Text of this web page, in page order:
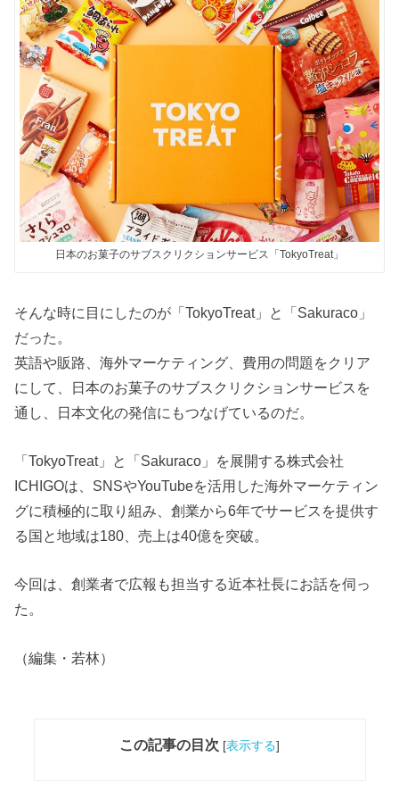
日本のお菓子のサブスクリクションサービス「TokyoTreat」
そんな時に目にしたのが「TokyoTreat」と「Sakuraco」
だった。
英語や販路、海外マーケティング、費用の問題をクリア
にして、日本のお菓子のサブスクリクションサービスを
通し、日本文化の発信にもつなげているのだ。
「TokyoTreat」と「Sakuraco」を展開する株式会社
ICHIGOは、SNSやYouTubeを活用した海外マーケティン
グに積極的に取り組み、創業から6年でサービスを提供す
る国と地域は180、売上は40億を突破。
今回は、創業者で広報も担当する近本社長にお話を伺っ
た。
（編集・若林）
この記事の目次 [表示する]